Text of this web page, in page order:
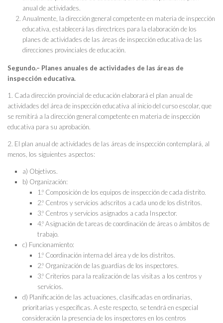
anual de actividades.
Anualmente, la dirección general competente en materia de inspección
educativa, establecerá las directrices para la elaboración de los
planes de actividades de las áreas de inspección educativa de las
direcciones provinciales de educación.
Segundo.– Planes anuales de actividades de las áreas de
inspección educativa.
1. Cada dirección provincial de educación elaborará el plan anual de
actividades del área de inspección educativa al inicio del curso escolar, que
se remitirá a la dirección general competente en materia de inspección
educativa para su aprobación.
2. El plan anual de actividades de las áreas de inspección contemplará, al
menos, los siguientes aspectos:
a) Objetivos.
b) Organización:
1.º Composición de los equipos de inspección de cada distrito.
2.º Centros y servicios adscritos a cada uno de los distritos.
3.º Centros y servicios asignados a cada Inspector.
4.º Asignación de tareas de coordinación de áreas o ámbitos de
trabajo.
c) Funcionamiento:
1.º Coordinación interna del área y de los distritos.
2.º Organización de las guardias de los inspectores.
3.º Criterios para la realización de las visitas a los centros y
servicios.
d) Planificación de las actuaciones, clasificadas en ordinarias,
prioritarias y específicas. A este respecto, se tendrá en especial
consideración la presencia de los inspectores en los centros